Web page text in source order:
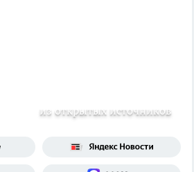
из открытых источников